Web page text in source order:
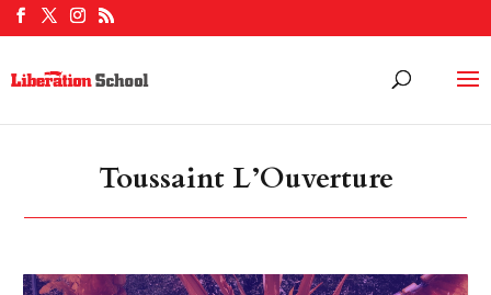
Toussaint L’Ouverture